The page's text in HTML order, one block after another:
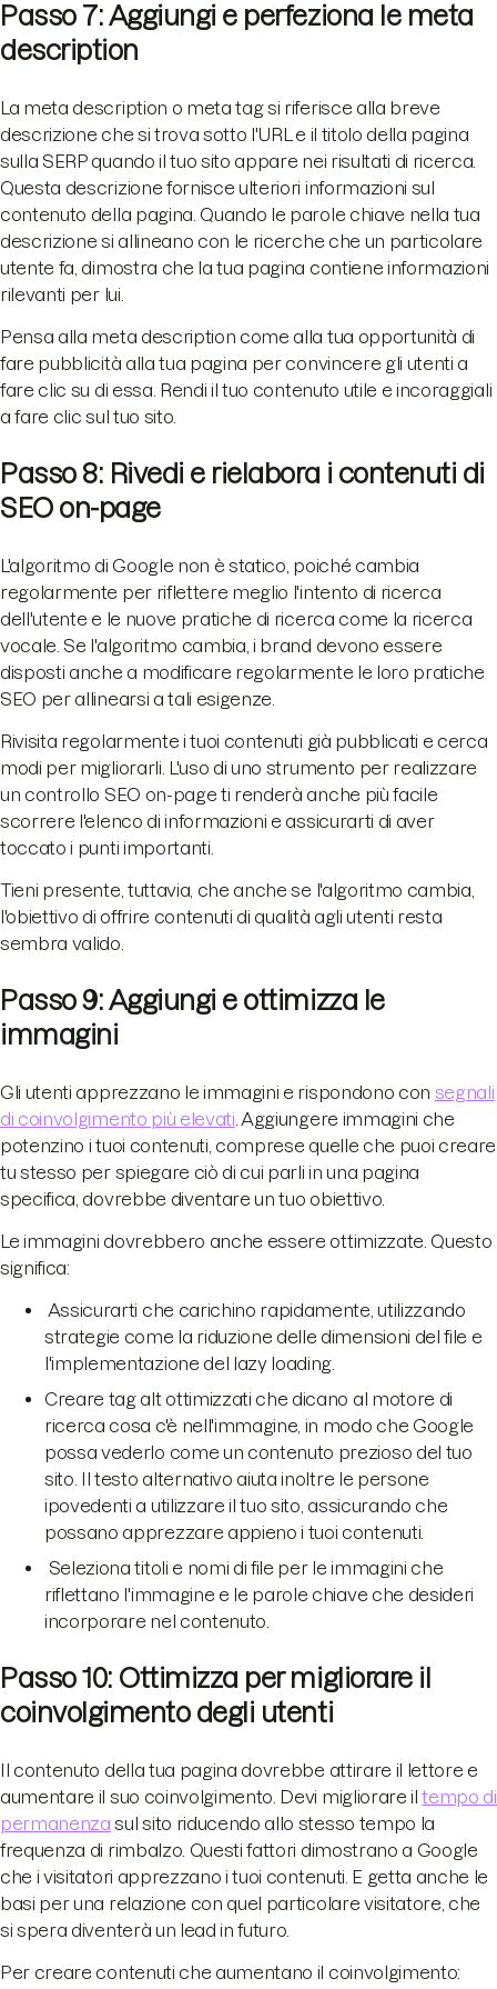
Passo 7: Aggiungi e perfeziona le meta
description
La meta description o meta tag si riferisce alla breve
descrizione che si trova sotto l'URL e il titolo della pagina
sulla SERP quando il tuo sito appare nei risultati di ricerca.
Questa descrizione fornisce ulteriori informazioni sul
contenuto della pagina. Quando le parole chiave nella tua
descrizione si allineano con le ricerche che un particolare
utente fa, dimostra che la tua pagina contiene informazioni
rilevanti per lui.
Pensa alla meta description come alla tua opportunità di
fare pubblicità alla tua pagina per convincere gli utenti a
fare clic su di essa. Rendi il tuo contenuto utile e incoraggiali
a fare clic sul tuo sito.
Passo 8: Rivedi e rielabora i contenuti di
SEO on-page
L'algoritmo di Google non è statico, poiché cambia
regolarmente per riflettere meglio l'intento di ricerca
dell'utente e le nuove pratiche di ricerca come la ricerca
vocale. Se l'algoritmo cambia, i brand devono essere
disposti anche a modificare regolarmente le loro pratiche
SEO per allinearsi a tali esigenze.
Rivisita regolarmente i tuoi contenuti già pubblicati e cerca
modi per migliorarli. L'uso di uno strumento per realizzare
un controllo SEO on-page ti renderà anche più facile
scorrere l'elenco di informazioni e assicurarti di aver
toccato i punti importanti.
Tieni presente, tuttavia, che anche se l'algoritmo cambia,
l'obiettivo di offrire contenuti di qualità agli utenti resta
sembra valido.
Passo 9: Aggiungi e ottimizza le
immagini
Gli utenti apprezzano le immagini e rispondono con segnali
di coinvolgimento più elevati . Aggiungere immagini che
potenzino i tuoi contenuti, comprese quelle che puoi creare
tu stesso per spiegare ciò di cui parli in una pagina
specifica, dovrebbe diventare un tuo obiettivo.
Le immagini dovrebbero anche essere ottimizzate. Questo
significa:
Assicurarti che carichino rapidamente, utilizzando
strategie come la riduzione delle dimensioni del file e
l'implementazione del lazy loading.
Creare tag alt ottimizzati che dicano al motore di
ricerca cosa c'è nell'immagine, in modo che Google
possa vederlo come un contenuto prezioso del tuo
sito. Il testo alternativo aiuta inoltre le persone
ipovedenti a utilizzare il tuo sito, assicurando che
possano apprezzare appieno i tuoi contenuti.
Seleziona titoli e nomi di file per le immagini che
riflettano l'immagine e le parole chiave che desideri
incorporare nel contenuto.
Passo 10: Ottimizza per migliorare il
coinvolgimento degli utenti
Il contenuto della tua pagina dovrebbe attirare il lettore e
aumentare il suo coinvolgimento. Devi migliorare iltempo di
permanenza sul sito riducendo allo stesso tempo la
frequenza di rimbalzo. Questi fattori dimostrano a Google
che i visitatori apprezzano i tuoi contenuti. E getta anche le
basi per una relazione con quel particolare visitatore, che
si spera diventerà un lead in futuro.
Per creare contenuti che aumentano il coinvolgimento: